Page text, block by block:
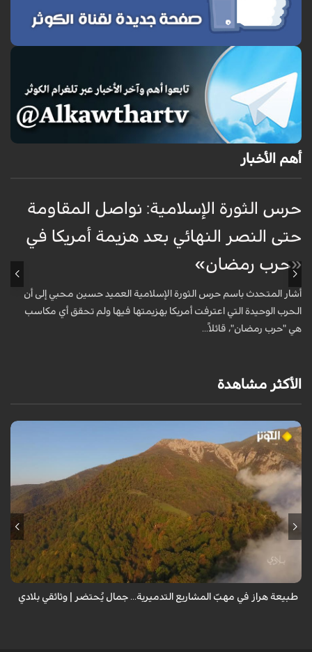
أهم الأخبار
حرس الثورة الإسلامية: نواصل المقاومة
حتى النصر النهائي بعد هزيمة أمريكا في
«حرب رمضان»
أشار المتحدث باسم حرس الثورة الإسلامية العميد حسين محبي إلى أن
الحرب الوحيدة التي اعترفت أمريكا بهزيمتها فيها ولم تحقق أي مكاسب
هي "حرب رمضان"، قائلاً...
الأكثر مشاهدة
من قلب طبيعة هراز التي كانت يوماً من أجمل الموائل الطبيعية في إيران، يحذر
المعد من كارثة بيئية: "وحش الأعمال والمشاريع التدميرية تنهش بجسم
طبيعة هراز في مهبّ المشاريع التدميرية... جمال يُحتضر | وثائقي بلادي